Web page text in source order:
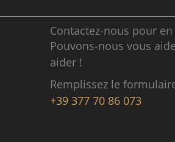
Contactez-nous pour
Pouvons-nous vous
aider !
Remplissez le
+39 377 70 86 073